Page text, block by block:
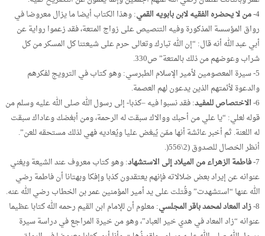
4- من لا يحضره الفقيه لابن بابويه القمي: وهذا الكتاب أيضا ما يزال معروضا في
رواق المؤسسة المذكورة وفيه التنصيص على زواج المتعة، فقد زعموا رواية عن
أبي عبد الله أنه قال: “إن الله تبارك وتعالى حرم على شيعتنا كل المسكر من كل
شراب وعوضهم من ذلك بالمتعة” ص330.
5- سيرة المعصومين لأمير الإسلام الطبرسي: وهو كتاب في الترويج لفكرهم
والدعوة لأئمتهم الذين يدعون لهم العصمة.
6- الاختصاص للمفيد: فقد نسبوا فيه –كذبا- إلى رسول الله صلى الله عليه وسلم من
قوله لعلي: “يا علي من أحبك ووالاك سبقت له الرحمة، ومن أبغضك وعاداك سبقت
له اللعنة. ثم أخبر عائشة أنها ممّن يُبغض عليا ويُعاديه فهي لذلك مستحقه للعن”.
أنظر الخصال للصدوق (2\556(.
7- فاطمة الزهراء من الميلاد إلى الاستشهاد: وهو كتاب معروف عند الشيعة ويغني
عنوانه عن إيراد بعض ضلالاته فإنهم يعتقدون كذبا وإفكا وبهتانا أن فاطمة رضي
الله عنها “استشهدت” وقُتلت على يد أمير المؤمنين عمر بن الخطاب رضي الله عنه.
8- زاد المعاد لمحمد باقر المجلسي: معلوم أن للإمام ابن القيم رحمه الله كتابا عظيما
عنوانه “زاد المعاد في هدي خير العباد”، وهو من خيرة المراجع في دراسة سيرة